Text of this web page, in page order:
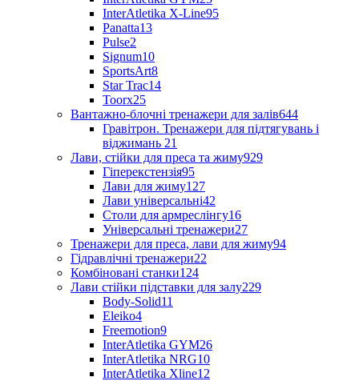
InterAtletika X-Line95
Panatta13
Pulse2
Signum10
SportsArt8
Star Trac14
Toorx25
Вантажно-блочні тренажери для залів644
Гравітрон. Тренажери для підтягувань і
віджимань 21
Лави, стійки для преса та жиму929
Гіперекстензія95
Лави для жиму127
Лави універсальні42
Столи для армреслінгу16
Універсальні тренажери27
Тренажери для преса, лави для жиму94
Гідравлічні тренажери22
Комбіновані станки124
Лави стійки підставки для залу229
Body-Solid11
Eleiko4
Freemotion9
InterAtletika GYM26
InterAtletika NRG10
InterAtletika Xline12